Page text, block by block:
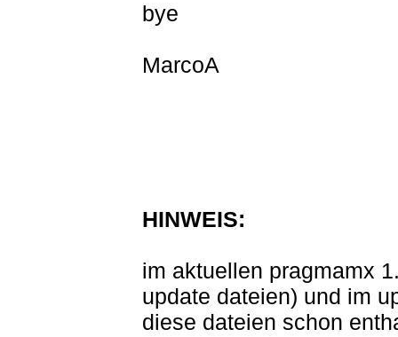
bye
MarcoA
HINWEIS:
im aktuellen pragmamx
update dateien) und im
diese dateien schon